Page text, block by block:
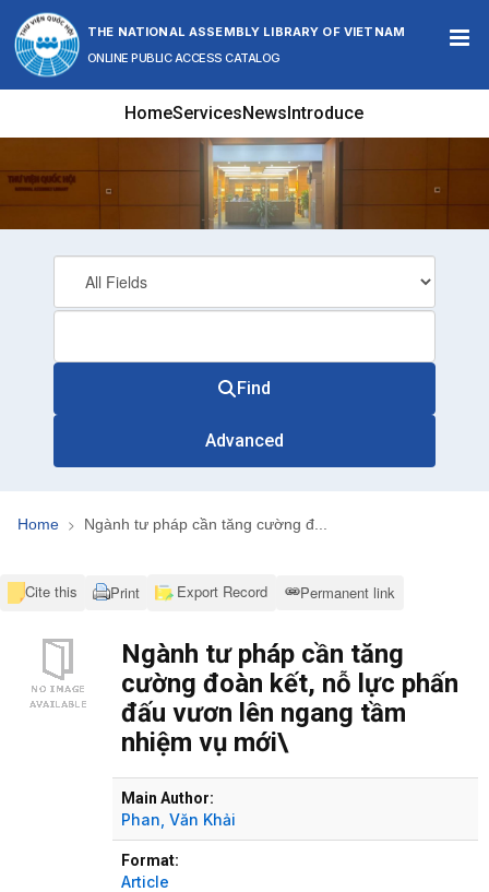
Skip to content
THE NATIONAL ASSEMBLY LIBRARY OF VIETNAM
ONLINE PUBLIC ACCESS CATALOG
HomeServicesNewsIntroduce
Find
Advanced
Home Ngành tư pháp cần tăng cường đ...
Cite this Print Export Record Permanent link
Ngành tư pháp cần tăng
cường đoàn kết, nỗ lực phấn
đấu vươn lên ngang tầm
nhiệm vụ mới\
Main Author:
Phan, Văn Khải
Format:
Article